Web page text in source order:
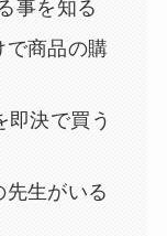
事を知る
で商品の購
即決で買う
生がいる